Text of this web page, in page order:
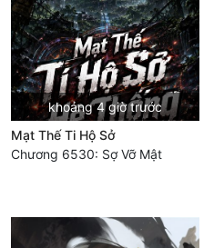
khoảng 4 giờ trước
Mạt Thế Ti Hộ Sở
Chương 6530: Sợ Vỡ Mật